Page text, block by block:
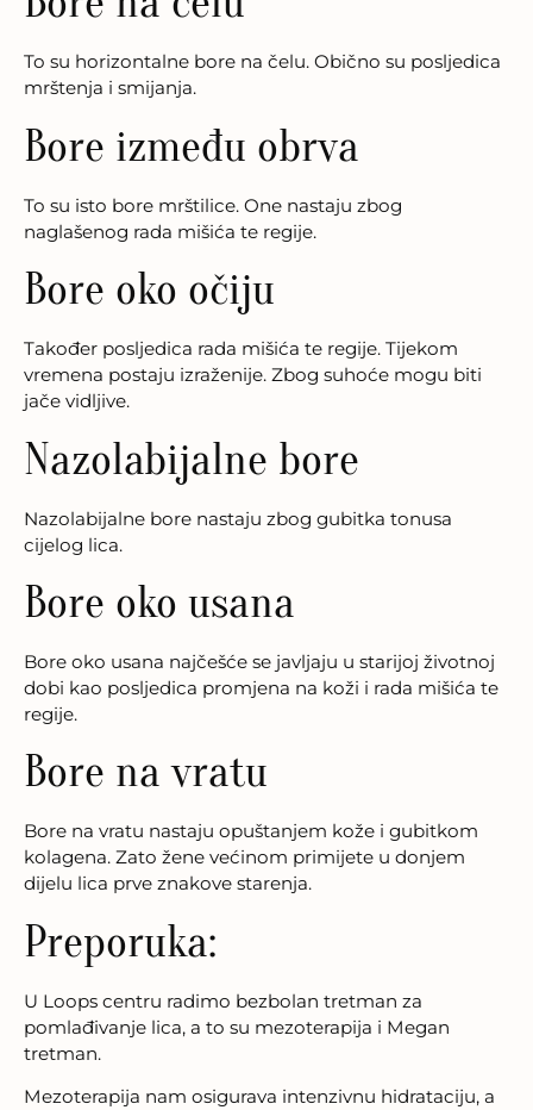
To su horizontalne bore na čelu. Obično su posljedica
mrštenja i smijanja.
Bore između obrva
To su isto bore mrštilice. One nastaju zbog
naglašenog rada mišića te regije.
Bore oko očiju
Također posljedica rada mišića te regije. Tijekom
vremena postaju izraženije. Zbog suhoće mogu biti
jače vidljive.
Nazolabijalne bore
Nazolabijalne bore nastaju zbog gubitka tonusa
cijelog lica.
Bore oko usana
Bore oko usana najčešće se javljaju u starijoj životnoj
dobi kao posljedica promjena na koži i rada mišića te
regije.
Bore na vratu
Bore na vratu nastaju opuštanjem kože i gubitkom
kolagena. Zato žene većinom primijete u donjem
dijelu lica prve znakove starenja.
Preporuka:
U Loops centru radimo bezbolan tretman za
pomlađivanje lica, a to su mezoterapija i Megan
tretman.
Mezoterapija nam osigurava intenzivnu hidrataciju, a